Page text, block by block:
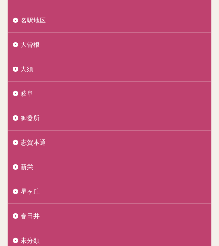
名駅地区
大曽根
大須
岐阜
御器所
志賀本通
新栄
星ヶ丘
春日井
未分類